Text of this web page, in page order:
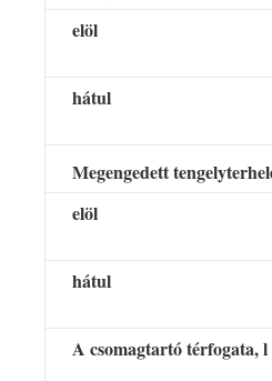
elöl
hátul
Megengedett
elöl
hátul
A csomagtartó térfogata, l